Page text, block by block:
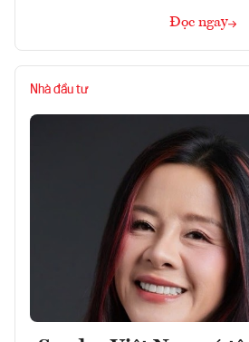
Đọc ngay
Nhà đầu tư